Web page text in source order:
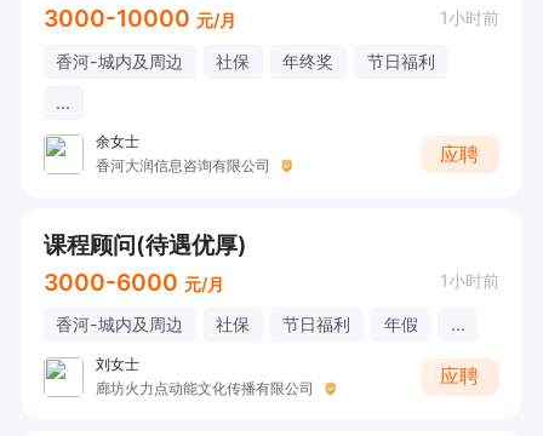
3000-10000 元/月 1小时前
香河-城内及周边 社保 年终奖
节日福利
...
余女士
香河大润信息咨询有限公司
应聘
课程顾问(待遇优厚)
3000-6000 元/月 1小时前
香河-城内及周边 社保 节日福利 年假 ...
刘女士
廊坊火力点动能文化传播有限公司
应聘